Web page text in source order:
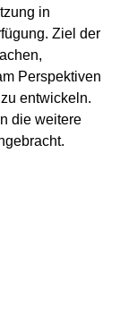
in
Ziel der
Perspektiven
entwickeln.
die weitere